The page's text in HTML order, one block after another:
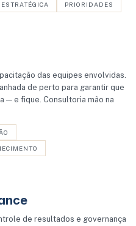
ESTRATÉGICA PRIORIDADES
das equipes envolvidas.
de perto para garantir que
— e fique. Consultoria mão na
de resultados e governança